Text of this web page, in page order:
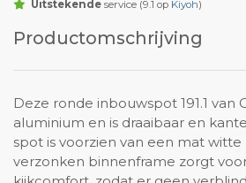
Uitstekendeservice (9.1 op Kiyoh)
Productomschrijving
Deze ronde inbouwspot 191.1 van
aluminium en is draaibaar en
spot is voorzien van een mat witte
verzonken binnenframe zorgt